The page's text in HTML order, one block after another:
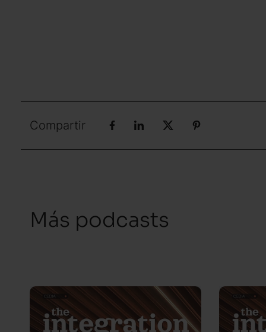
Compartir
Más podcasts